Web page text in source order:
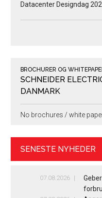
Datacenter Designdag
BROCHURER OG
SCHNEIDER
DANMARK
No brochures / white
SENESTE NYHEDER
07.08.2026